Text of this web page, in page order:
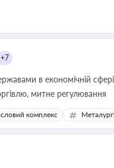
+7
в економічній
митне регулювання
комплекс